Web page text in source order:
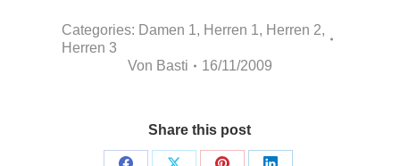
Categories: Damen 1, Herren 1, Herren 2,
Herren 3
Von Basti 16/11/2009
Share this post